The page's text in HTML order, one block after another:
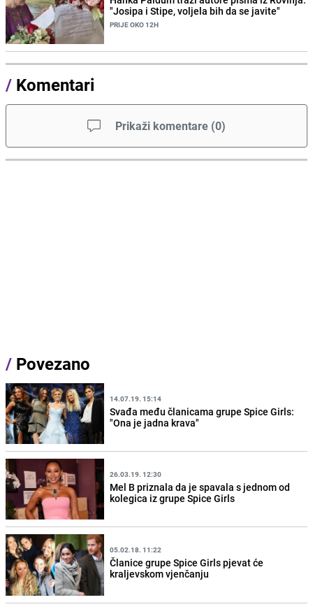
"Josipa i Stipe, voljela bih da se javite"
PRIJE OKO 12H
/ Komentari
Prikaži komentare (0)
/ Povezano
14.07.19. 15:14
Svađa među članicama grupe Spice Girls:
"Ona je jadna krava"
26.03.19. 12:30
Mel B priznala da je spavala s jednom od
kolegica iz grupe Spice Girls
05.02.18. 11:22
Članice grupe Spice Girls pjevat će
kraljevskom vjenčanju